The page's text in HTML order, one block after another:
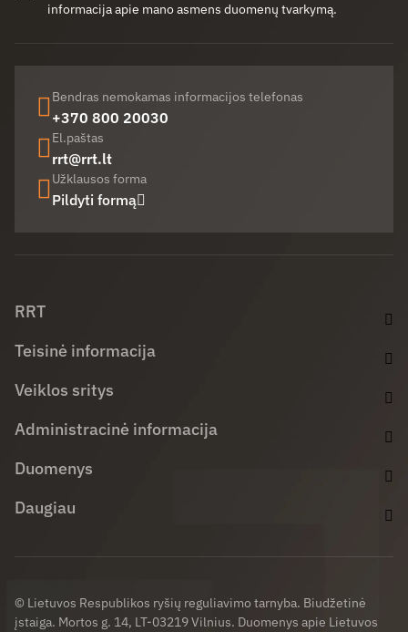
informacija apie mano asmens duomenų tvarkymą.
Bendras nemokamas informacijos telefonas
+370 800 20030
El.paštas
rrt@rrt.lt
Užklausos forma
Pildyti formą
RRT
Teisinė informacija
Veiklos sritys
Administracinė informacija
Duomenys
Daugiau
© Lietuvos Respublikos ryšių reguliavimo tarnyba. Biudžetinė
įstaiga. Mortos g. 14, LT-03219 Vilnius. Duomenys apie Lietuvos